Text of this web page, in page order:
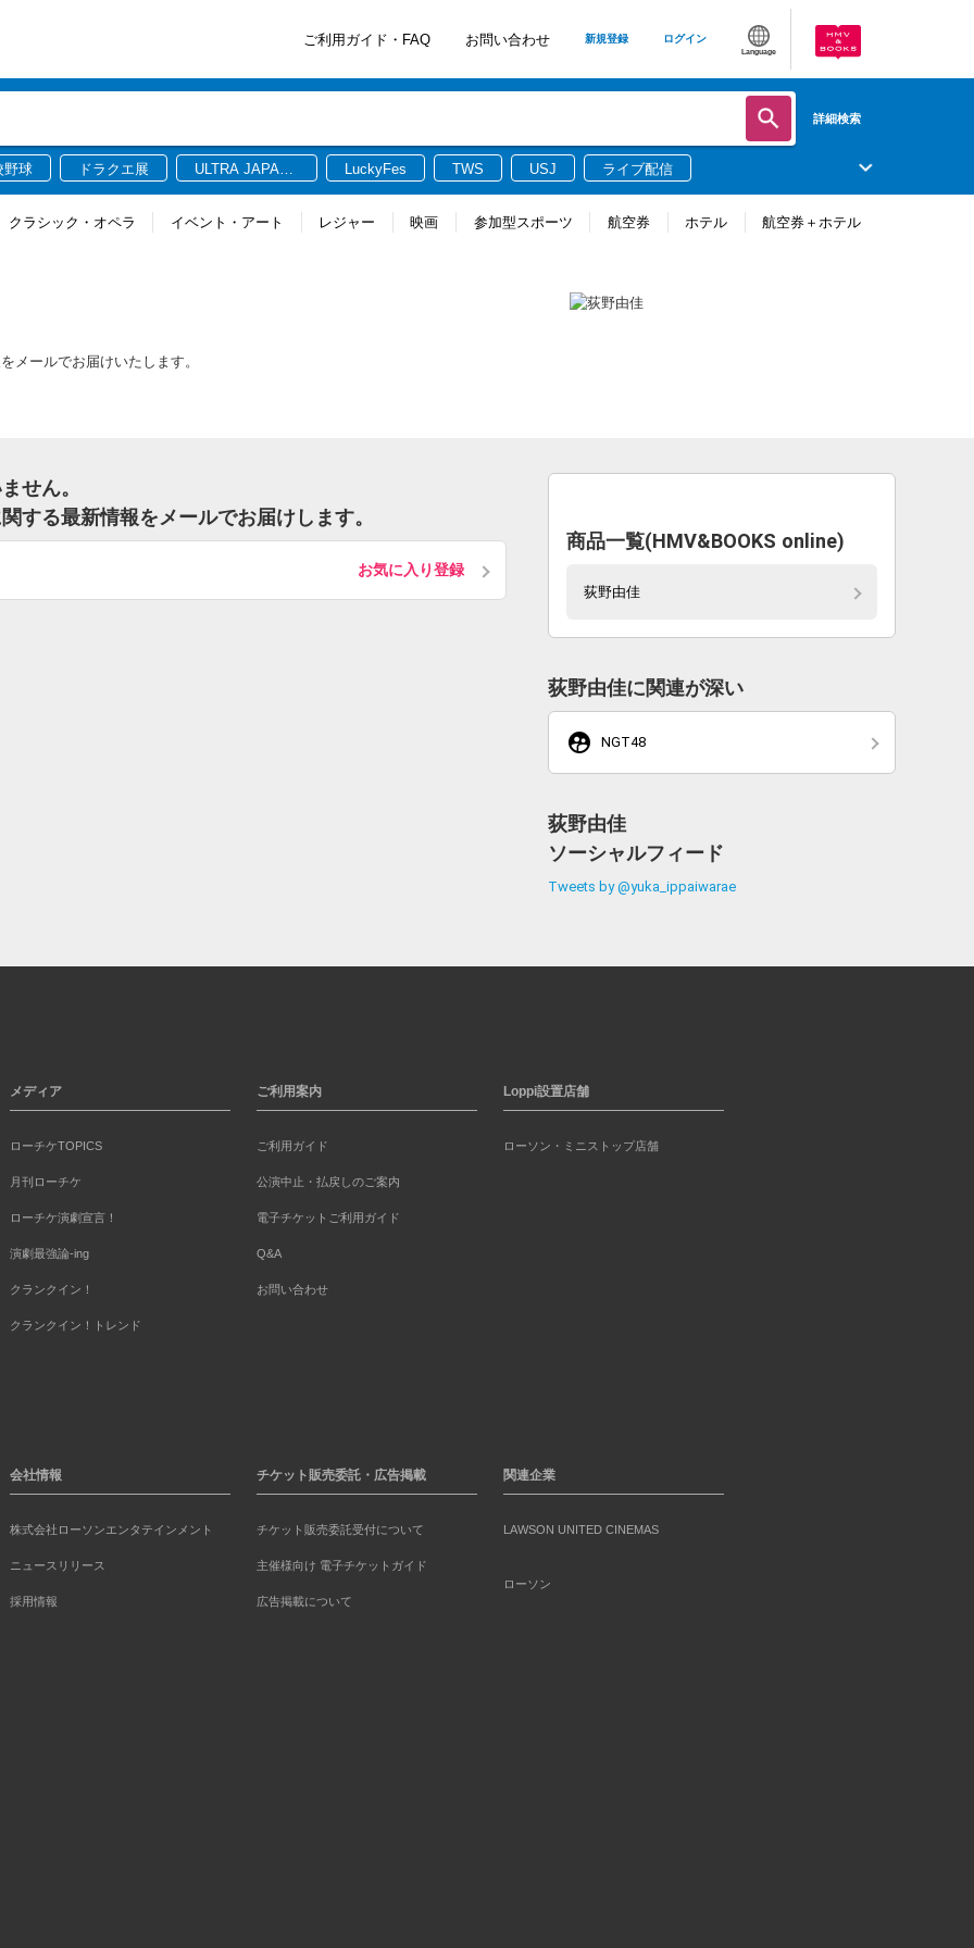
ご利用ガイド・FAQ お問い合わせ 新規登録 ログイン
Language
詳細検索
野球 ドラクエ展
ULTRA JAPAN
LuckyFes TWS USJ ライブ配信
クラシック・オペラ イベント・アート レジャー 映画 参加型スポーツ 航空券 ホテル 航空券＋ホテル
メールでお届けいたします。
せん。
する最新情報をメールでお届けします。
お気に入り登録
商品一覧(HMV&BOOKS online)
荻野由佳
荻野由佳に関連が深い
supervised_user_circle NGT48
荻野由佳
ソーシャルフィード
Tweets by @yuka_ippaiwarae
メディア
ローチケTOPICS
月刊ローチケ
ローチケ演劇宣言！
演劇最強論-ing
クランクイン！
クランクイン！トレンド
ご利用案内
ご利用ガイド
公演中止・払戻しのご案内
電子チケットご利用ガイド
Q&A
お問い合わせ
Loppi設置店舗
ローソン・ミニストップ店舗
会社情報
株式会社ローソンエンタテインメント
ニュースリリース
採用情報
チケット販売委託・広告掲載
チケット販売委託受付について
主催様向け 電子チケットガイド
広告掲載について
関連企業
LAWSON UNITED CINEMAS
ローソン